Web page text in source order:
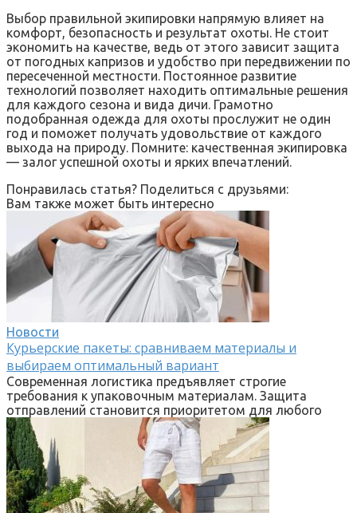
Выбор правильной экипировки напрямую влияет на
комфорт, безопасность и результат охоты. Не стоит
экономить на качестве, ведь от этого зависит защита
от погодных капризов и удобство при передвижении по
пересеченной местности. Постоянное развитие
технологий позволяет находить оптимальные решения
для каждого сезона и вида дичи. Грамотно
подобранная одежда для охоты прослужит не один
год и поможет получать удовольствие от каждого
выхода на природу. Помните: качественная экипировка
— залог успешной охоты и ярких впечатлений.
Понравилась статья? Поделиться с друзьями:
Вам также может быть интересно
Новости
Курьерские пакеты: сравниваем материалы и
выбираем оптимальный вариант
Современная логистика предъявляет строгие
требования к упаковочным материалам. Защита
отправлений становится приоритетом для любого